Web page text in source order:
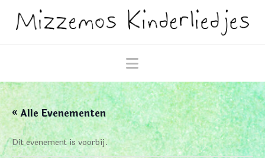
Navigation
« Alle Evenementen
Dit evenement is voorbij.